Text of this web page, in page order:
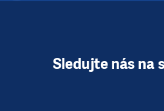
Sledujte nás na